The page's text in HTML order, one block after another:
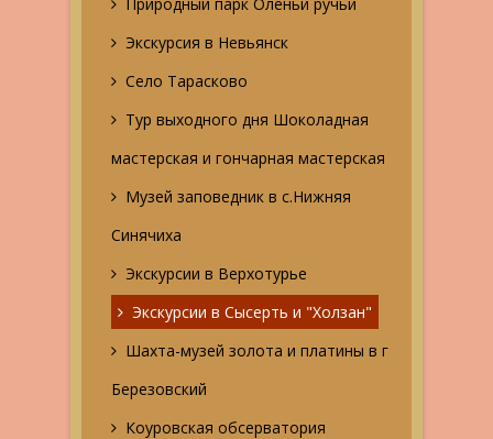
Экскурсия в Невьянск
Село Тарасково
Тур выходного дня Шоколадная
мастерская и гончарная мастерская
Музей заповедник в с.Нижняя
Синячиха
Экскурсии в Верхотурье
Экскурсии в Сысерть и "Холзан"
Шахта-музей золота и платины в г
Березовский
Коуровская обсерватория